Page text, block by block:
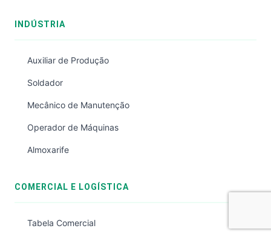
INDÚSTRIA
Auxiliar de Produção
Soldador
Mecânico de Manutenção
Operador de Máquinas
Almoxarife
COMERCIAL E LOGÍSTICA
Tabela Comercial